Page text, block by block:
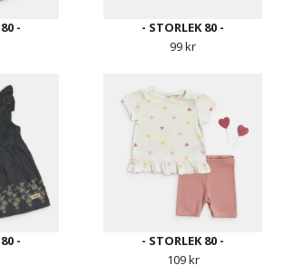
-
- STORLEK 80 -
99 kr
-
- STORLEK 80 -
109 kr